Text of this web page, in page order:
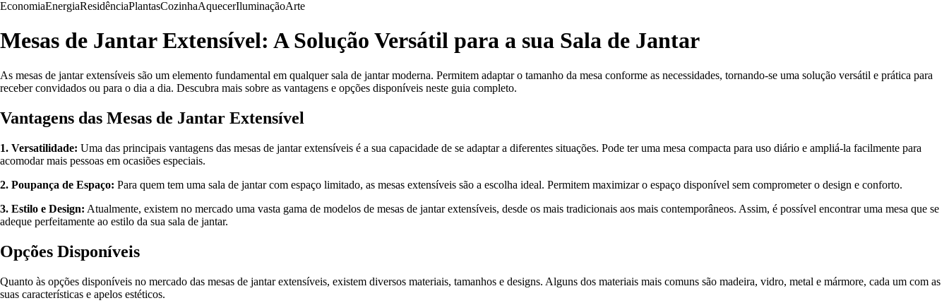
EconomiaEnergiaResidênciaPlantasCozinhaAquecerIluminaçãoArte
Mesas de Jantar Extensível: A Solução Versátil para a sua Sala de Jantar
As mesas de jantar extensíveis são um elemento fundamental em qualquer sala de jantar moderna. Permitem adaptar o tamanho da mesa conforme as necessidades, tornando-se uma solução versátil e prática para
receber convidados ou para o dia a dia. Descubra mais sobre as vantagens e opções disponíveis neste guia completo.
Vantagens das Mesas de Jantar Extensível
1. Versatilidade: Uma das principais vantagens das mesas de jantar extensíveis é a sua capacidade de se adaptar a diferentes situações. Pode ter uma mesa compacta para uso diário e ampliá-la facilmente para
acomodar mais pessoas em ocasiões especiais.
2. Poupança de Espaço: Para quem tem uma sala de jantar com espaço limitado, as mesas extensíveis são a escolha ideal. Permitem maximizar o espaço disponível sem comprometer o design e conforto.
3. Estilo e Design: Atualmente, existem no mercado uma vasta gama de modelos de mesas de jantar extensíveis, desde os mais tradicionais aos mais contemporâneos. Assim, é possível encontrar uma mesa que se
adeque perfeitamente ao estilo da sua sala de jantar.
Opções Disponíveis
Quanto às opções disponíveis no mercado das mesas de jantar extensíveis, existem diversos materiais, tamanhos e designs. Alguns dos materiais mais comuns são madeira, vidro, metal e mármore, cada um com as
suas características e apelos estéticos.